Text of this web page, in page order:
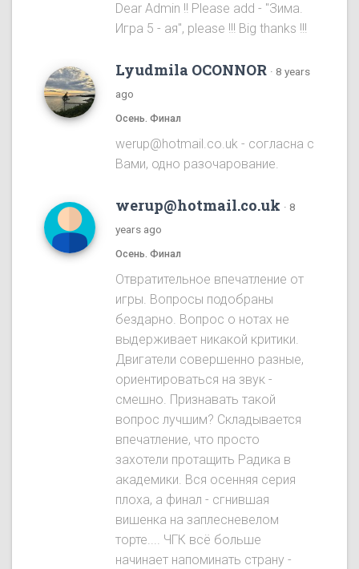
Dear Admin !! Please add - "Зима.
Игра 5 - ая", please !!! Big thanks !!!
Lyudmila OCONNOR · 8 years
ago
Осень. Финал
werup@hotmail.co.uk - согласна с
Вами, одно разочарование.
werup@hotmail.co.uk · 8
years ago
Осень. Финал
Отвратительное впечатление от
игры. Вопросы подобраны
бездарно. Вопрос о нотах не
выдерживает никакой критики.
Двигатели совершенно разные,
ориентироваться на звук -
смешно. Признавать такой
вопрос лучшим? Складывается
впечатление, что просто
захотели протащить Радика в
академики. Вся осенняя серия
плоха, а финал - сгнившая
вишенка на заплесневелом
торте.... ЧГК всё больше
начинает напоминать страну -